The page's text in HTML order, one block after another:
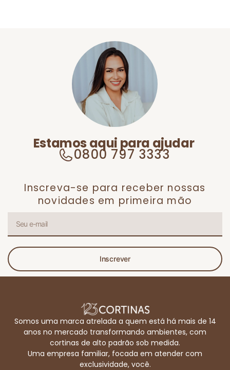
Estamos aqui para ajudar
0800 797 3333
Inscreva-se para receber nossas
novidades em primeira mão
Inscrever
Somos uma marca atrelada a quem está há mais de 14
anos no mercado transformando ambientes, com
cortinas de alto padrão sob medida.
Uma empresa familiar, focada em atender com
exclusividade, você.